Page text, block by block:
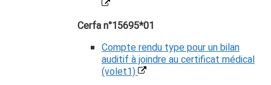
Cerfa n°15695*01
Compte rendu type pour un bilan
auditif à joindre au certificat médical
(volet1)